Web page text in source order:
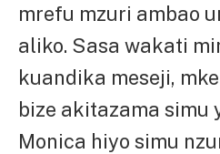
mrefu mzuri ambao
aliko. Sasa wakati
kuandika meseji,
bize akitazama simu
Monica hiyo simu